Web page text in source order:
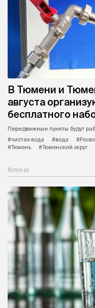
В Тюмени и
августа
бесплатного
Передвижные пункты будут
#чистая вода
#вода
#Тюмень
#Тюменский округ
Вслух.ру